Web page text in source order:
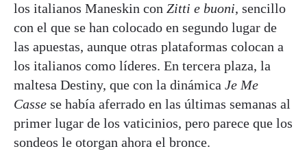
los italianos Maneskin con Zitti e buoni, sencillo
con el que se han colocado en segundo lugar de
las apuestas, aunque otras plataformas colocan a
los italianos como líderes. En tercera plaza, la
maltesa Destiny, que con la dinámica Je Me
Casse se había aferrado en las últimas semanas al
primer lugar de los vaticinios, pero parece que los
sondeos le otorgan ahora el bronce.